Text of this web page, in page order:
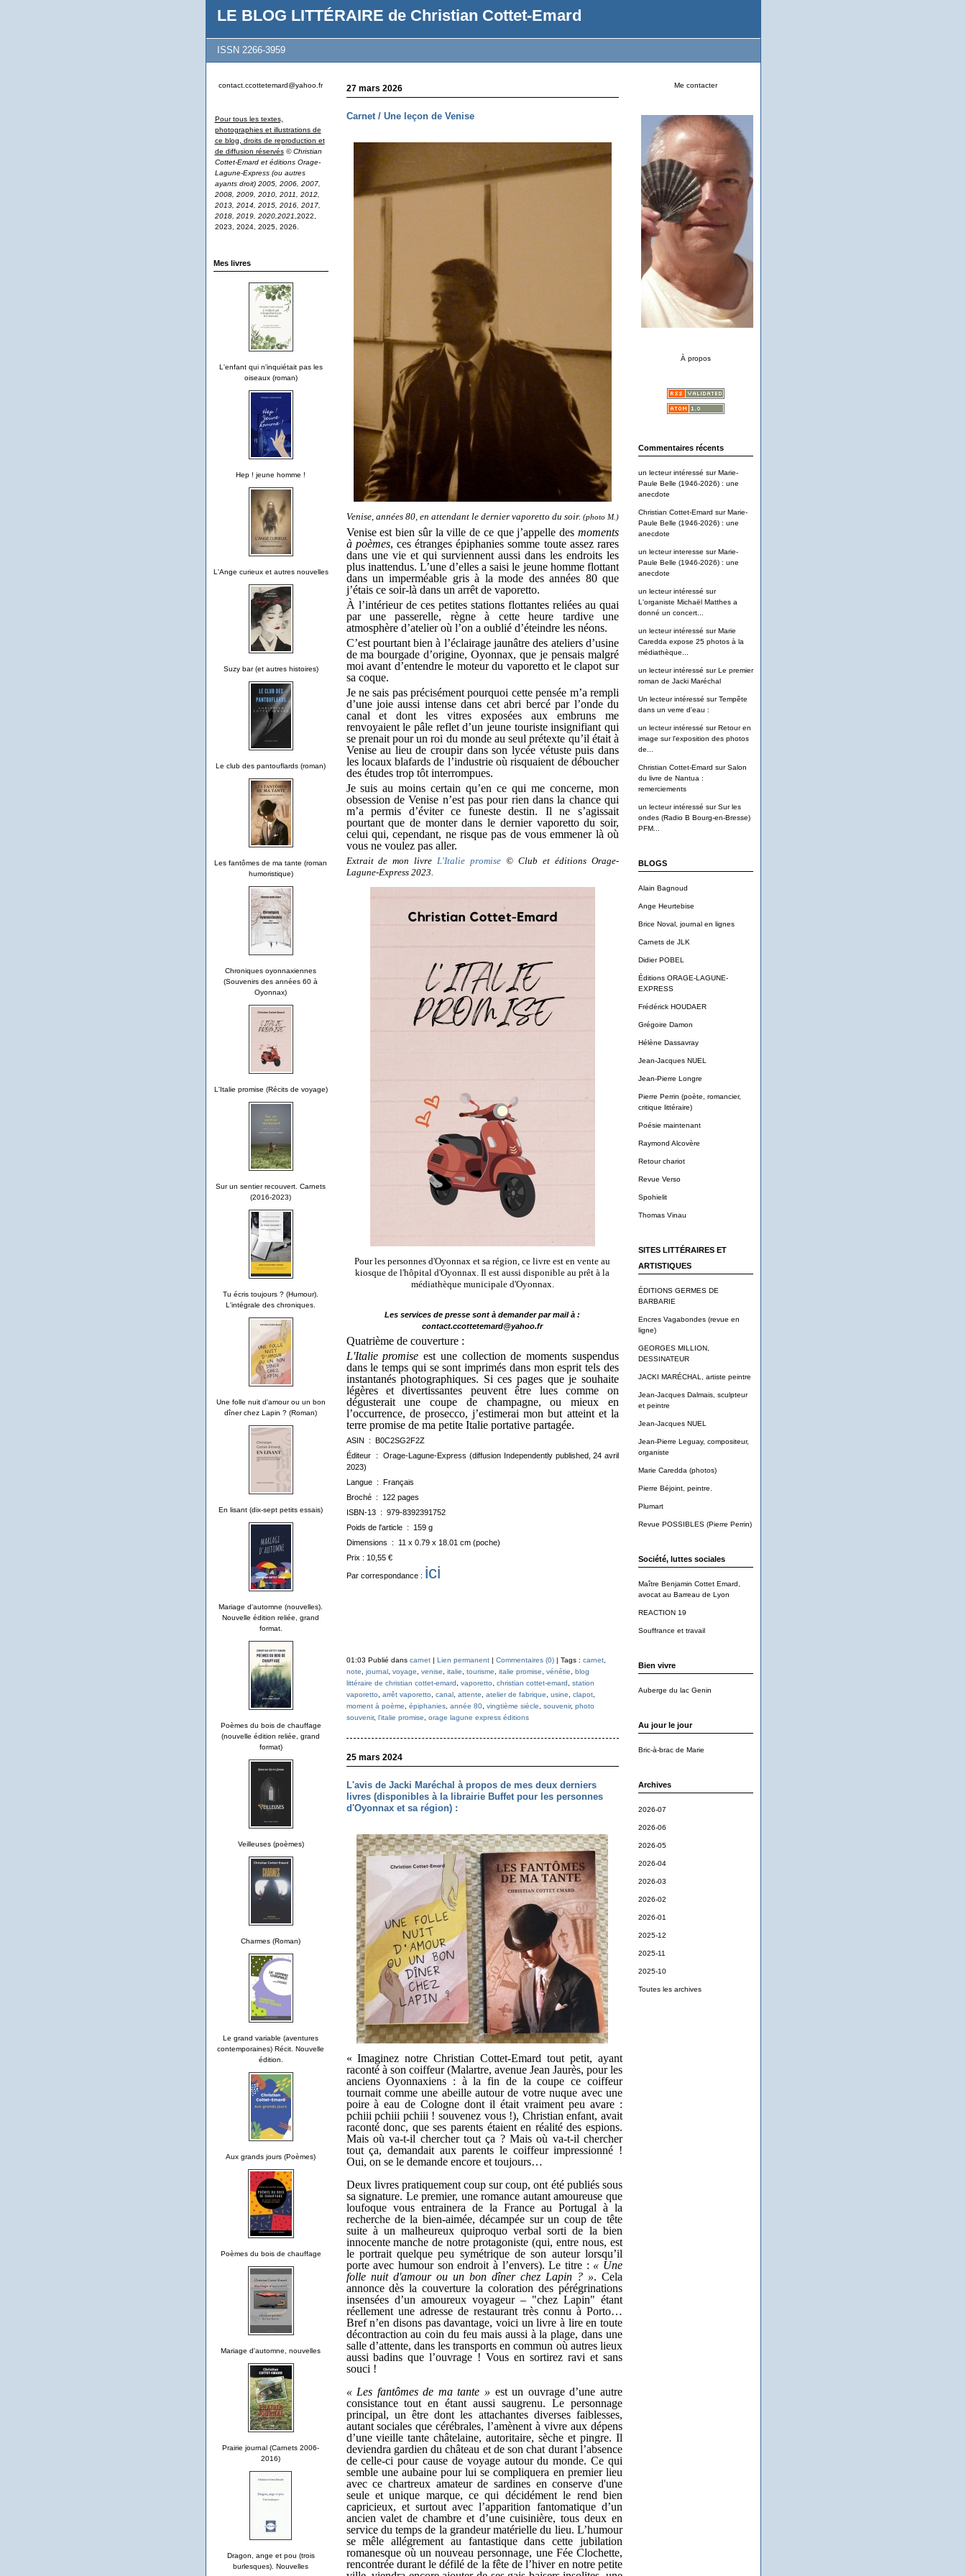
LE BLOG LITTÉRAIRE de Christian Cottet-Emard
ISSN 2266-3959
contact.ccottetemard@yahoo.fr
Pour tous les textes,
photographies et illustrations de
ce blog, droits de reproduction et
de diffusion réservés © Christian
Cottet-Emard et éditions Orage-
Lagune-Express (ou autres
ayants droit) 2005, 2006, 2007,
2008, 2009, 2010, 2011, 2012,
2013, 2014, 2015, 2016, 2017,
2018, 2019, 2020,2021 ,2022,
2023, 2024, 2025, 2026.
Mes livres
L'enfant qui n'inquiétait pas les
oiseaux (roman)
Hep ! jeune homme !
L'Ange curieux et autres nouvelles
Suzy bar (et autres histoires)
Le club des pantouflards (roman)
Les fantômes de ma tante (roman
humoristique)
Chroniques oyonnaxiennes
(Souvenirs des années 60 à
Oyonnax)
L'Italie promise (Récits de voyage)
Sur un sentier recouvert. Carnets
(2016-2023)
Tu écris toujours ? (Humour).
L'intégrale des chroniques.
Une folle nuit d'amour ou un bon
dîner chez Lapin ? (Roman)
En lisant (dix-sept petits essais)
Mariage d'automne (nouvelles).
Nouvelle édition reliée, grand
format.
Poèmes du bois de chauffage
(nouvelle édition reliée, grand
format)
Veilleuses (poèmes)
Charmes (Roman)
Le grand variable (aventures
contemporaines) Récit. Nouvelle
édition.
Aux grands jours (Poèmes)
Poèmes du bois de chauffage
Mariage d'automne, nouvelles
Prairie journal (Carnets 2006-
2016)
Dragon, ange et pou (trois
burlesques). Nouvelles
Me contacter
À propos
Commentaires récents
un lecteur intéressé surMarie-
Paule Belle (1946-2026) : une
anecdote
Christian Cottet-Emard surMarie-
Paule Belle (1946-2026) : une
anecdote
un lecteur interesse surMarie-
Paule Belle (1946-2026) : une
anecdote
un lecteur intéressé sur
L'organiste Michaël Matthes a
donné un concert...
un lecteur intéressé surMarie
Caredda expose 25 photos à la
médiathèque...
un lecteur intéressé surLe premier
roman de Jacki Maréchal
Un lecteur intéressé surTempête
dans un verre d'eau :
un lecteur intéressé surRetour en
image sur l'exposition des photos
de...
Christian Cottet-Emard surSalon
du livre de Nantua :
remerciements
un lecteur intéressé surSur les
ondes (Radio B Bourg-en-Bresse)
PFM...
BLOGS
Alain Bagnoud
Ange Heurtebise
Brice Noval, journal en lignes
Carnets de JLK
Didier POBEL
Éditions ORAGE-LAGUNE-
EXPRESS
Frédérick HOUDAER
Grégoire Damon
Hélène Dassavray
Jean-Jacques NUEL
Jean-Pierre Longre
Pierre Perrin (poète, romancier,
critique littéraire)
Poésie maintenant
Raymond Alcovère
Retour chariot
Revue Verso
Spohielit
Thomas Vinau
SITES LITTÉRAIRES ET
ARTISTIQUES
ÉDITIONS GERMES DE
BARBARIE
Encres Vagabondes (revue en
ligne)
GEORGES MILLION,
DESSINATEUR
JACKI MARÉCHAL, artiste peintre
Jean-Jacques Dalmais, sculpteur
et peintre
Jean-Jacques NUEL
Jean-Pierre Leguay, compositeur,
organiste
Marie Caredda (photos)
Pierre Béjoint, peintre.
Plumart
Revue POSSIBLES (Pierre Perrin)
Société, luttes sociales
Maître Benjamin Cottet Emard,
avocat au Barreau de Lyon
REACTION 19
Souffrance et travail
Bien vivre
Auberge du lac Genin
Au jour le jour
Bric-à-brac de Marie
Archives
2026-07
2026-06
2026-05
2026-04
2026-03
2026-02
2026-01
2025-12
2025-11
2025-10
Toutes les archives
27 mars 2026
Carnet / Une leçon de Venise
Venise, années 80, en attendant le dernier vaporetto du soir. (photo M.)
Venise est bien sûr la ville de ce que j’appelle des moments
à poèmes, ces étranges épiphanies somme toute assez rares
dans une vie et qui surviennent aussi dans les endroits les
plus inattendus. L’une d’elles a saisi le jeune homme flottant
dans un imperméable gris à la mode des années 80 que
j’étais ce soir-là dans un arrêt de vaporetto.
À l’intérieur de ces petites stations flottantes reliées au quai
par une passerelle, règne à cette heure tardive une
atmosphère d’atelier où l’on a oublié d’éteindre les néons.
C’est pourtant bien à l’éclairage jaunâtre des ateliers d’usine
de ma bourgade d’origine, Oyonnax, que je pensais malgré
moi avant d’entendre le moteur du vaporetto et le clapot sur
sa coque.
Je ne sais pas précisément pourquoi cette pensée m’a rempli
d’une joie aussi intense dans cet abri bercé par l’onde du
canal et dont les vitres exposées aux embruns me
renvoyaient le pâle reflet d’un jeune touriste insignifiant qui
se prenait pour un roi du monde au seul prétexte qu’il était à
Venise au lieu de croupir dans son lycée vétuste puis dans
les locaux blafards de l’industrie où risquaient de déboucher
des études trop tôt interrompues.
Je suis au moins certain qu’en ce qui me concerne, mon
obsession de Venise n’est pas pour rien dans la chance qui
m’a permis d’éviter ce funeste destin. Il ne s’agissait
pourtant que de monter dans le dernier vaporetto du soir,
celui qui, cependant, ne risque pas de vous emmener là où
vous ne voulez pas aller.
Extrait de mon livre L'Italie promise© Club et éditions Orage-
Lagune-Express 2023.
Pour les personnes d'Oyonnax et sa région, ce livre est en vente au
kiosque de l'hôpital d'Oyonnax. Il est aussi disponible au prêt à la
médiathèque municipale d'Oyonnax.
Les services de presse sont à demander par mail à :
contact.ccottetemard@yahoo.fr
Quatrième de couverture :
L'Italie promise est une collection de moments suspendus
dans le temps qui se sont imprimés dans mon esprit tels des
instantanés photographiques. Si ces pages que je souhaite
légères et divertissantes peuvent être lues comme on
dégusterait une coupe de champagne, ou mieux en
l’occurrence, de prosecco, j’estimerai mon but atteint et la
terre promise de ma petite Italie portative partagée.
ASIN ‏ : ‎
B0C2SG2F2Z
Éditeur ‏ : ‎Orage-Lagune-Express (diffusion Independently published, 24 avril
2023)
Langue ‏ : ‎
Français
Broché ‏ : ‎
122 pages
ISBN-13 ‏ : ‎ 979-8392391752
Poids de l'article ‏ : ‎
159 g
Dimensions ‏ : ‎
11 x 0.79 x 18.01 cm (poche)
Prix : 10,55 €
Par correspondance : ici
01:03 Publié dans carnet| Lien permanent| Commentaires (0)| Tags : carnet,
note, journal, voyage, venise, italie, tourisme, italie promise, vénétie, blog
littéraire de christian cottet-emard, vaporetto, christian cottet-emard, station
vaporetto, arrêt vaporetto, canal, attente, atelier de fabrique, usine, clapot,
moment à poème, épiphanies, année 80, vingtième siècle, souvenir, photo
souvenir, l'italie promise, orage lagune express éditions
25 mars 2024
L'avis de Jacki Maréchal à propos de mes deux derniers
livres (disponibles à la librairie Buffet pour les personnes
d'Oyonnax et sa région) :
« Imaginez notre Christian Cottet-Emard tout petit, ayant
raconté à son coiffeur (Malartre, avenue Jean Jaurès, pour les
anciens Oyonnaxiens : à la fin de la coupe ce coiffeur
tournait comme une abeille autour de votre nuque avec une
poire à eau de Cologne dont il était vraiment peu avare :
pchiii pchiii pchiii ! souvenez vous !), Christian enfant, avait
raconté donc, que ses parents étaient en réalité des espions.
Mais où va-t-il chercher tout ça ? Mais où va-t-il chercher
tout ça, demandait aux parents le coiffeur impressionné !
Oui, on se le demande encore et toujours…
Deux livres pratiquement coup sur coup, ont été publiés sous
sa signature. Le premier, une romance autant amoureuse que
loufoque vous entrainera de la France au Portugal à la
recherche de la bien-aimée, décampée sur un coup de tête
suite à un malheureux quiproquo verbal sorti de la bien
innocente manche de notre protagoniste (qui, entre nous, est
le portrait quelque peu symétrique de son auteur lorsqu’il
porte avec humour son endroit à l’envers). Le titre : « Une
folle nuit d'amour ou un bon dîner chez Lapin ? ». Cela
annonce dès la couverture la coloration des pérégrinations
insensées d’un amoureux voyageur – "chez Lapin" étant
réellement une adresse de restaurant très connu à Porto…
Bref n’en disons pas davantage, voici un livre à lire en toute
décontraction au coin du feu mais aussi à la plage, dans une
salle d’attente, dans les transports en commun où autres lieux
aussi badins que l’ouvrage ! Vous en sortirez ravi et sans
souci !
« Les fantômes de ma tante » est un ouvrage d’une autre
consistance tout en étant aussi saugrenu. Le personnage
principal, un être dont les attachantes diverses faiblesses,
autant sociales que cérébrales, l’amènent à vivre aux dépens
d’une vieille tante châtelaine, autoritaire, sèche et pingre. Il
deviendra gardien du château et de son chat durant l’absence
de celle-ci pour cause de voyage autour du monde. Ce qui
semble une aubaine pour lui se compliquera en premier lieu
avec ce chartreux amateur de sardines en conserve d'une
seule et unique marque, ce qui décidément le rend bien
capricieux, et surtout avec l’apparition fantomatique d’un
ancien valet de chambre et d’une cuisinière, tous deux en
service du temps de la grandeur matérielle du lieu. L’humour
se mêle allégrement au fantastique dans cette jubilation
romanesque où un nouveau personnage, une Fée Clochette,
rencontrée durant le défilé de la fête de l’hiver en notre petite